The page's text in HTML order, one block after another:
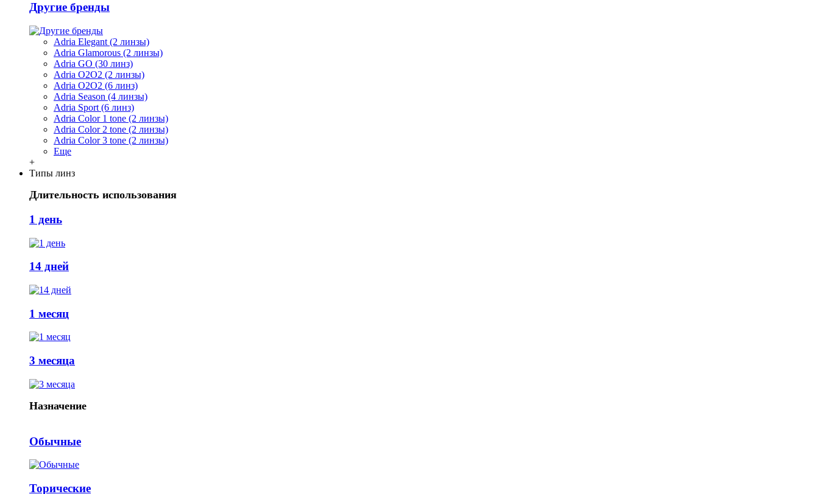
Другие бренды
Adria Elegant (2 линзы)
Adria Glamorous (2 линзы)
Adria GO (30 линз)
Adria O2O2 (2 линзы)
Adria O2O2 (6 линз)
Adria Season (4 линзы)
Adria Sport (6 линз)
Adria Сolor 1 tone (2 линзы)
Adria Сolor 2 tone (2 линзы)
Adria Сolor 3 tone (2 линзы)
Еще
+
Типы линз
Длительность использования
1 день
14 дней
1 месяц
3 месяца
Назначение
Обычные
Торические